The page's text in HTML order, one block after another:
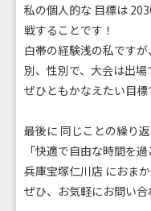
私の個人的な 目標は
戦することです！
白帯の経験浅の私です
別、性別で、大会は出場
ぜひともかなえたい目標
最後に 同じことの繰り
「快適で自由な時間を
兵庫宝塚仁川店 におま
ぜひ、お気軽にお問い合